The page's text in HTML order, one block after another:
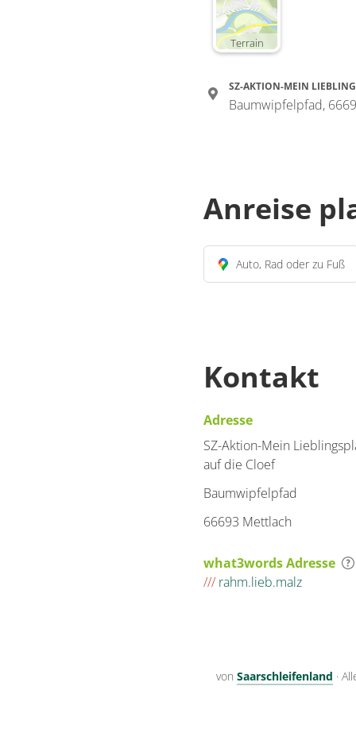
Terrain
SZ-AKTION-MEIN
Baumwipfelpfad,
Anreise
Auto, Rad oder zu Fuß
Kontakt
Adresse
SZ-Aktion-Mein
auf die Cloef
Baumwipfelpfad
66693 Mettlach
what3words Adresse
/// rahm.lieb.malz
von Saarschleifenland ·